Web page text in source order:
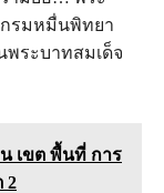
กรมหมื่นพิทยา
ระบาทสมเด็จ
เขต พื้นที่ การ
2